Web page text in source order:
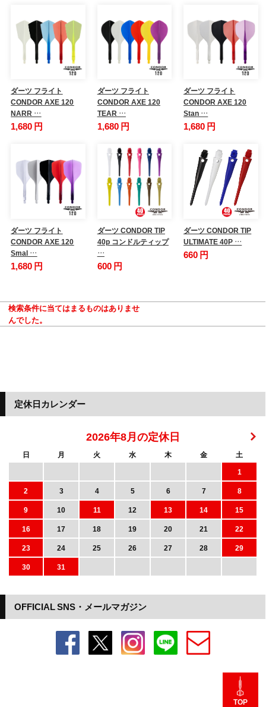
ダーツ フライト
CONDOR AXE 120
NARR …
1,680 円
ダーツ フライト
CONDOR AXE 120
TEAR …
1,680 円
ダーツ フライト
CONDOR AXE 120
Stan …
1,680 円
ダーツ フライト
CONDOR AXE 120
Smal …
1,680 円
ダーツ CONDOR TIP
40p コンドルティップ
…
600 円
ダーツ CONDOR TIP
ULTIMATE 40P …
660 円
検索条件に当てはまるものはありませ
んでした。
OFFICIAL SNS・メールマガジン
定休日カレンダー
2026年8月の定休日
日 月 火 水 木 金
土
1
2
3 4 5 6 7
8
9
10 11 12 13 14
15
16
17 18 19 20 21
22
23
24 25 26 27 28
29
30
31
TOP